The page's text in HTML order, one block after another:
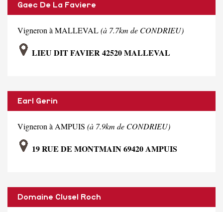
Gaec De La Faviere
Vigneron à MALLEVAL(à 7.7km de CONDRIEU)
LIEU DIT FAVIER 42520 MALLEVAL
Earl Gerin
Vigneron à AMPUIS (à 7.9km de CONDRIEU)
19 RUE DE MONTMAIN 69420 AMPUIS
Domaine Clusel Roch